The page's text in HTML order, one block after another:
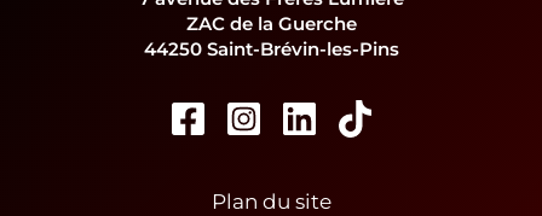
ZAC de la Guerche
44250 Saint-Brévin-les-Pins
Plan du site